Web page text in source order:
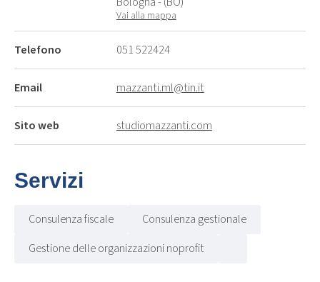
Vai alla mappa
Telefono 051 522424
Email mazzanti.ml@tin.it
Sito web studiomazzanti.com
Servizi
Consulenza fiscale
Consulenza gestionale
Gestione delle organizzazioni noprofit